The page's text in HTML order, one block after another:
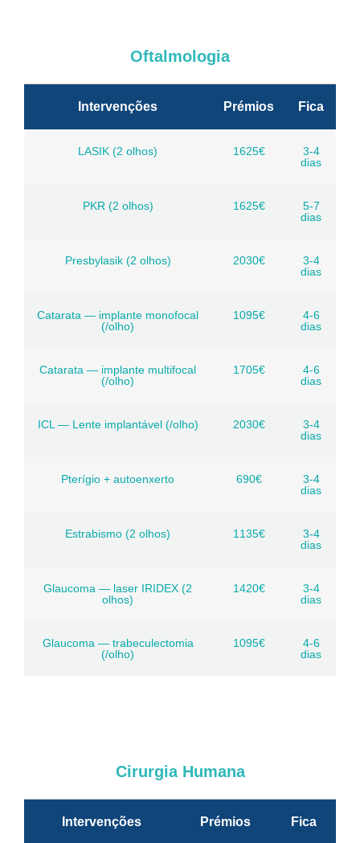
Oftalmologia
Intervenções Prémios Fica
LASIK (2 olhos) 1625€
3-4
dias
PKR (2 olhos) 1625€
5-7
dias
Presbylasik (2 olhos) 2030€
3-4
dias
Catarata — implante monofocal
(/olho)
1095€
4-6
dias
Catarata — implante multifocal
(/olho)
1705€
4-6
dias
ICL — Lente implantável (/olho) 2030€
3-4
dias
Pterígio + autoenxerto 690€
3-4
dias
Estrabismo (2 olhos) 1135€
3-4
dias
Glaucoma — laser IRIDEX (2
olhos)
1420€
3-4
dias
Glaucoma — trabeculectomia
(/olho)
1095€
4-6
dias
Cirurgia Humana
Intervenções Prémios Fica